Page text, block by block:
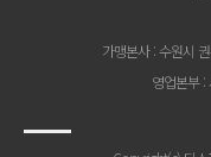
가맹본사: 수원시 권
영업본부: